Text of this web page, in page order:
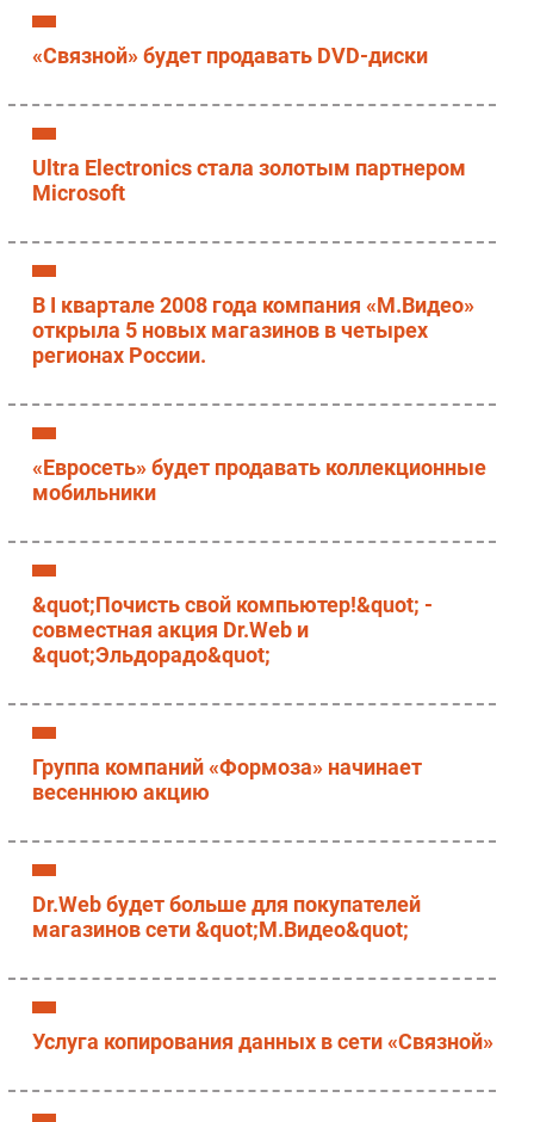
Маркетинг
Торговые сети
Кадры
Финансы
Web
Безопасность
Инновации
Новости
Аналитика
Интервью
Мероприятия
Проекты
IT класс
Тестовый стенд
Каталог компаний
«Связной» будет продавать DVD-диски
Ultra Electronics стала золотым партнером
Microsoft
В I квартале 2008 года компания «М.Видео»
открыла 5 новых магазинов в четырех
регионах России.
«Евросеть» будет продавать коллекционные
мобильники
&quot;Почисть свой компьютер!&quot; -
совместная акция Dr.Web и
&quot;Эльдорадо&quot;
Группа компаний «Формоза» начинает
весеннюю акцию
Dr.Web будет больше для покупателей
магазинов сети &quot;М.Видео&quot;
Услуга копирования данных в сети «Связной»